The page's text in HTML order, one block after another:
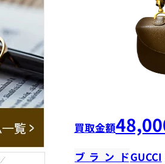
買取金額
ブランドGUCCI